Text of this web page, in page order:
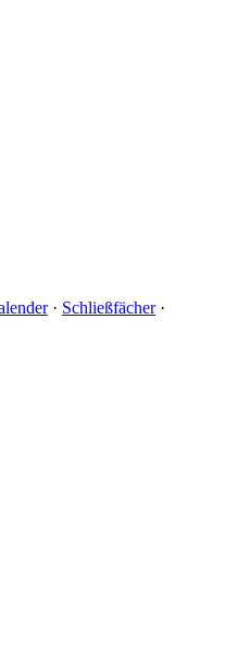
· Schließfächer·